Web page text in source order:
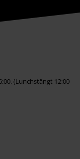
(Lunchstängt 12:00